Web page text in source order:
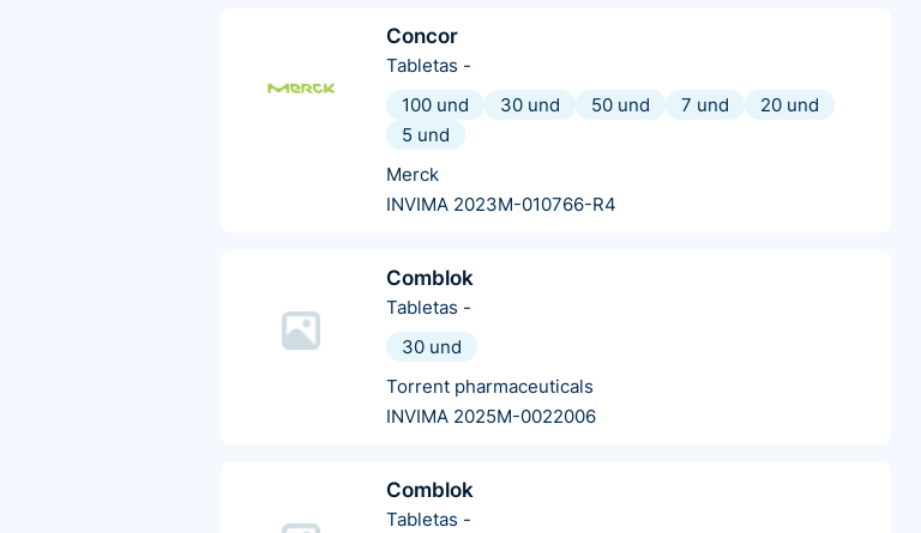
Concor
Tabletas -
100 und
30 und 50 und 7 und
20 und
5 und
Merck
INVIMA 2023M-010766-R4
Comblok
Tabletas -
30 und
Torrent pharmaceuticals
INVIMA 2025M-0022006
Comblok
Tabletas -